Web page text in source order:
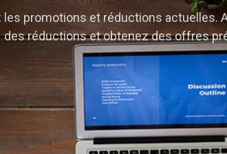
les promotions et réductions actuelles.
des réductions et obtenez des offres